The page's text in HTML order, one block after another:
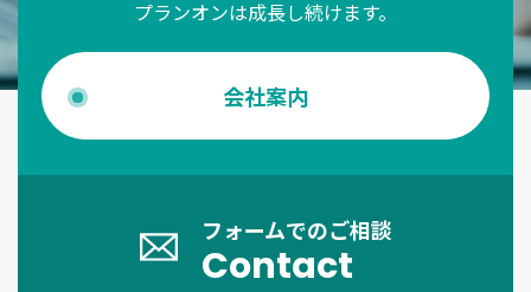
プランオンは成長し続けます。
会社案内
フォームでのご相談
Contact